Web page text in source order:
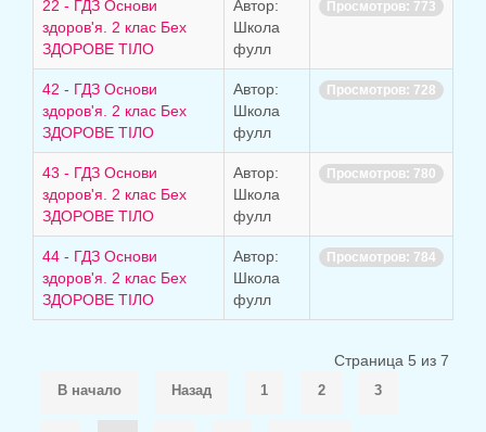
22 - ГДЗ Основи
здоров'я. 2 клас Бех
ЗДОРОВЕ ТІЛО
Автор:
Школа
фулл
Просмотров: 773
42 - ГДЗ Основи
здоров'я. 2 клас Бех
ЗДОРОВЕ ТІЛО
Автор:
Школа
фулл
Просмотров: 728
43 - ГДЗ Основи
здоров'я. 2 клас Бех
ЗДОРОВЕ ТІЛО
Автор:
Школа
фулл
Просмотров: 780
44 - ГДЗ Основи
здоров'я. 2 клас Бех
ЗДОРОВЕ ТІЛО
Автор:
Школа
фулл
Просмотров: 784
Страница 5 из 7
В начало Назад 1 2 3